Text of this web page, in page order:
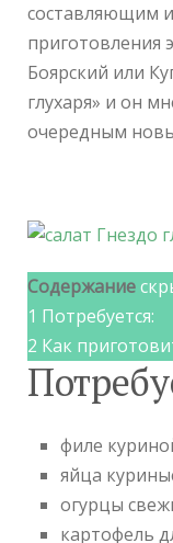
составляющим
приготовления
Боярский или
глухаря» и он
очередным
Содержание
1 Потребуется:
2 Как
филе
яйца
огурцы
картофель